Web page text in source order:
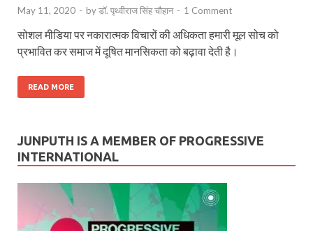
May 11, 2020 - byडॉ. पृथ्वीराज सिंह चौहान - 1 Comment
सोशल मीडिया पर नकारात्मक विचारों की अधिकता हमारी मूल सोच को
प्रभावित कर समाज में दूषित मानसिकता को बढ़ावा देती है।
READ MORE
JUNPUTH IS A MEMBER OF PROGRESSIVE
INTERNATIONAL